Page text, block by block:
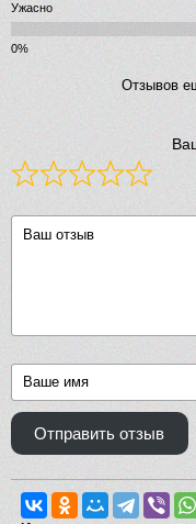
Ужасно
Отзывов
Отправить отзыв